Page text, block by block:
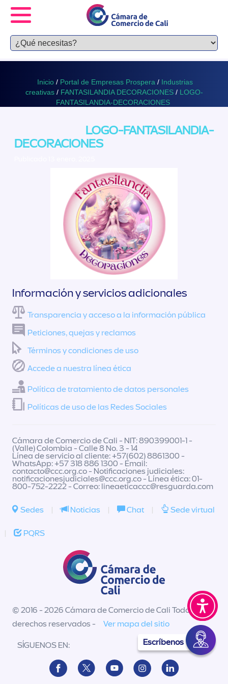
Inicio / Portal de Empresas Prospera / Industrias
creativas / FANTASILANDIA DECORACIONES / LOGO-
FANTASILANDIA-DECORACIONES
LOGO-FANTASILANDIA-
DECORACIONES
Escríbenos
Información y servicios adicionales
Transparencia y acceso a la información pública
Peticiones, quejas y reclamos
Términos y condiciones de uso
Accede a nuestra línea ética
Política de tratamiento de datos personales
Políticas de uso de las Redes Sociales
Cámara de Comercio de Cali - NIT: 890399001-1 -
(Valle) Colombia - Calle 8 No. 3 - 14
Línea de servicio al cliente: +57(602) 8861300 -
WhatsApp: +57 318 886 1300 - Email:
contacto@ccc.org.co- Notificaciones judiciales:
notificacionesjudiciales@ccc.org.co- Línea ética: 01-
800-752-2222 - Correo: lineaeticaccc@resguarda.com
Sedes | Noticias | Chat | Sede virtual
| PQRS
© 2016 - 2026 Cámara de Comercio de Cali Todos los
derechos reservados -
Ver mapa del sitio
SÍGUENOS EN: